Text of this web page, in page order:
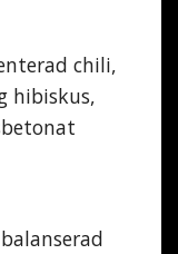
chili,
hibiskus,